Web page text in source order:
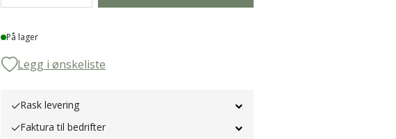
Lager
På lager
Legg i ønskeliste
Rask levering
Faktura til bedrifter